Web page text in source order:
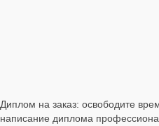
Диплом на заказ: освободите
написание диплома